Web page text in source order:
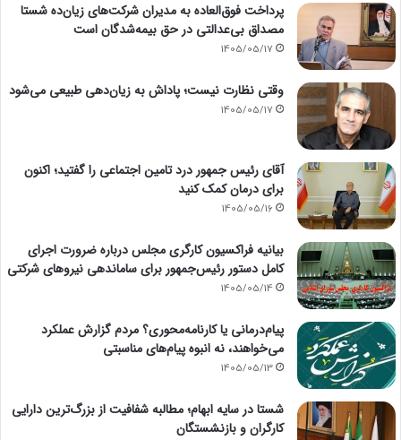
پرداخت فوق‌العاده به مدیران شرکت‌های زیان‌ده شستا
مصداق بی‌عدالتی در حق بیمه‌شدگان است
1405/05/17
وقتی نظارت نیست؛ پاداش به زیان‌دهی طبیعی می‌شود
1405/05/17
آقای رئیس جمهور درد تامین اجتماعی را گفتید؛ اکنون
برای درمان کمک کنید
1405/05/16
بیانیه فراکسیون کارگری مجلس درباره ضرورت اجرای
کامل دستور رئیس‌جمهور برای ساماندهی نیروهای شرکتی
1405/05/14
پیام‌درمانی یا کارنامه‌محوری؟ مردم گزارش عملکرد
می‌خواهند، نه انبوه پیام‌های مناسبتی
1405/05/13
شستا در سایه ابهام؛ مطالبه شفافیت از بزرگ‌ترین دارایی
کارگران و بازنشستگان